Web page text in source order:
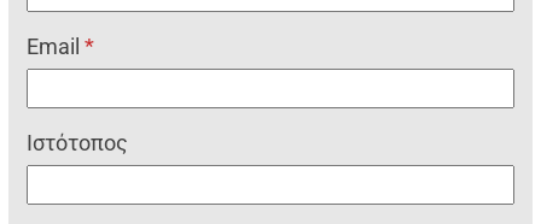
Email*
Ιστότοπος